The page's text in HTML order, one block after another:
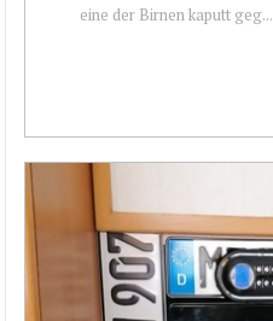
eine der Birnen kaputt geg...